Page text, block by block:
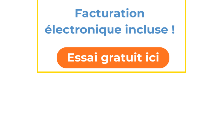
Statut / Organisation
J'accepte lestermes et conditions